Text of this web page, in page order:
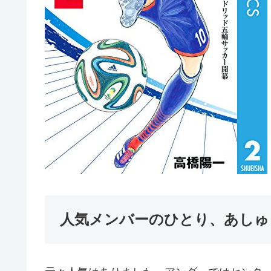
人気メンバーのひとり、あし